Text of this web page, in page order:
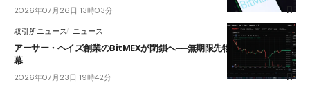
2026年07月26日 13時03分
取引所ニュース ニュース
アーサー・ヘイズ創業のBitMEXが閉鎖へ──無期限先物を生んだ11年に
幕
2026年07月23日 19時42分